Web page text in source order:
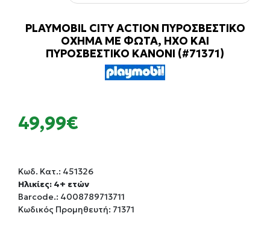
PLAYMOBIL CITY ACTION ΠΥΡΟΣΒΕΣΤΙΚΟ
ΟΧΗΜΑ ΜΕ ΦΩΤΑ, ΗΧΟ ΚΑΙ
ΠΥΡΟΣΒΕΣΤΙΚΟ ΚΑΝΟΝΙ (#71371)
49,99€
Κωδ. Κατ.: 451326
Ηλικίες: 4+ ετών
Barcode.: 4008789713711
Κωδικός Προμηθευτή: 71371